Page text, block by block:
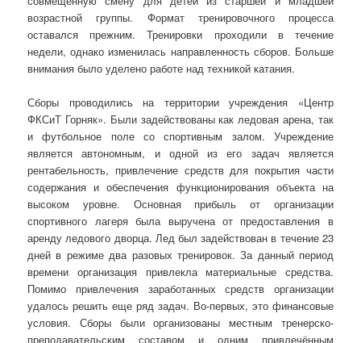
возрастной группы. Формат тренировочного процесса
оставался прежним. Тренировки проходили в течение
недели, однако изменилась направленность сборов. Больше
внимания было уделено работе над техникой катания.
Сборы проводились на территории учреждения «Центр
ФКСиТ Горняк». Были задействованы как ледовая арена, так
и футбольное поле со спортивным залом. Учреждение
является автономным, и одной из его задач является
рентабельность, привлечение средств для покрытия части
содержания и обеспечения функционирования объекта на
высоком уровне. Основная прибыль от организации
спортивного лагеря была выручена от предоставления в
аренду ледового дворца. Лед был задействован в течение 23
дней в режиме два разовых тренировок. За данный период
времени организация привлекла материальные средства.
Помимо привлечения заработанных средств организации
удалось решить еще ряд задач. Во-первых, это финансовые
условия. Сборы были организованы местным тренерско-
преподавательским составом и одним привлечённым